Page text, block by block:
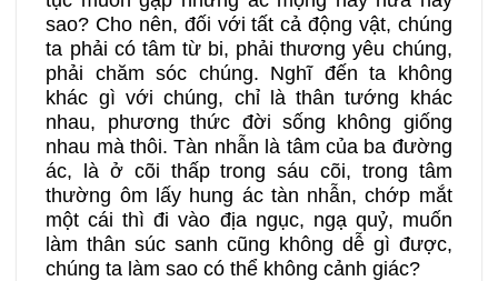
sao? Cho nên, đối với tất cả động vật, chúng
ta phải có tâm từ bi, phải thương yêu chúng,
phải chăm sóc chúng. Nghĩ đến ta không
khác gì với chúng, chỉ là thân tướng khác
nhau, phương thức đời sống không giống
nhau mà thôi. Tàn nhẫn là tâm của ba đường
ác, là ở cõi thấp trong sáu cõi, trong tâm
thường ôm lấy hung ác tàn nhẫn, chớp mắt
một cái thì đi vào địa ngục, ngạ quỷ, muốn
làm thân súc sanh cũng không dễ gì được,
chúng ta làm sao có thể không cảnh giác?